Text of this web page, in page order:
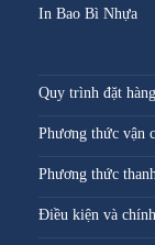
In Bao Bì Nhựa
Quy trình đặt hàng
Phương thức vận
Phương thức
Điều kiện và chính